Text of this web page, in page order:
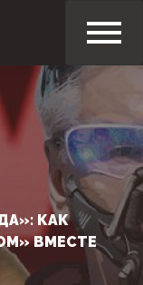
КАК
ВМЕСТЕ